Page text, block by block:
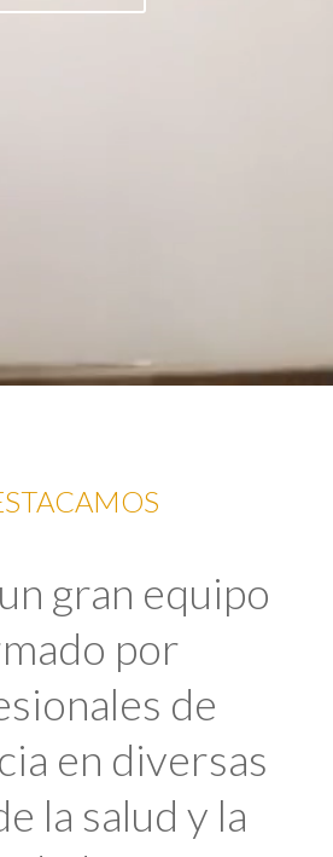
gran equipo
por
de
en diversas
la salud y la